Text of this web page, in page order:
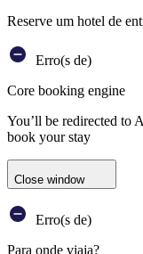
Reserve um hotel de
Erro(s de)
Core booking engine
You’ll be redirected to
book your stay
Close window
Erro(s de)
Para onde viaja?